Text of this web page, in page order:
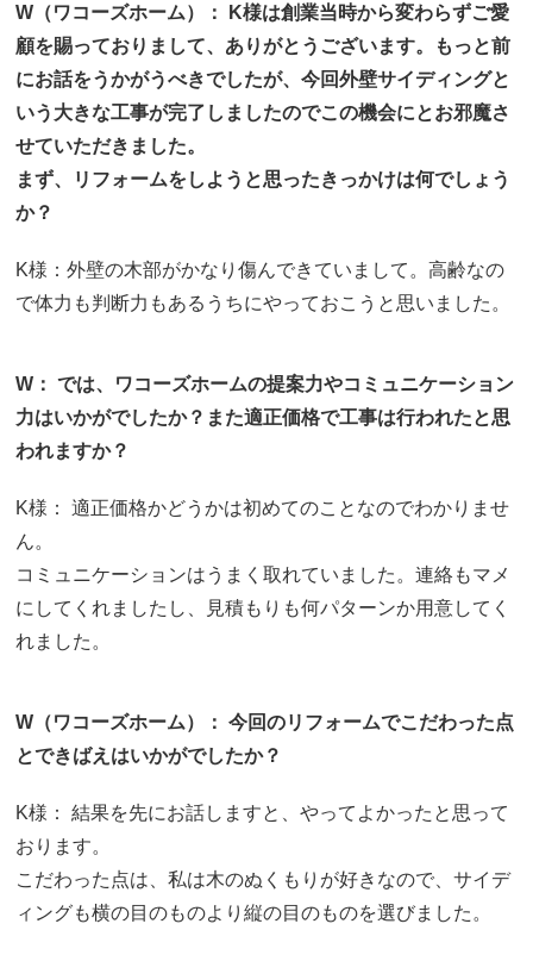
W（ワコーズホーム）： K様は創業当時から変わらずご愛
顧を賜っておりまして、ありがとうございます。もっと前
にお話をうかがうべきでしたが、今回外壁サイディングと
いう大きな工事が完了しましたのでこの機会にとお邪魔さ
せていただきました。
まず、リフォームをしようと思ったきっかけは何でしょう
か？
K様：外壁の木部がかなり傷んできていまして。高齢なの
で体力も判断力もあるうちにやっておこうと思いました。
W： では、ワコーズホームの提案力やコミュニケーション
力はいかがでしたか？また適正価格で工事は行われたと思
われますか？
K様： 適正価格かどうかは初めてのことなのでわかりませ
ん。
コミュニケーションはうまく取れていました。連絡もマメ
にしてくれましたし、見積もりも何パターンか用意してく
れました。
W（ワコーズホーム）： 今回のリフォームでこだわった点
とできばえはいかがでしたか？
K様： 結果を先にお話しますと、やってよかったと思って
おります。
こだわった点は、私は木のぬくもりが好きなので、サイデ
ィングも横の目のものより縦の目のものを選びました。